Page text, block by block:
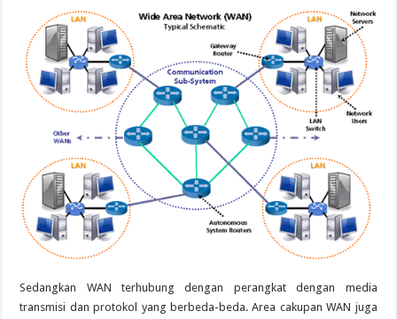
Sedangkan WAN terhubung dengan perangkat dengan media
transmisi dan protokol yang berbeda-beda. Area cakupan WAN juga